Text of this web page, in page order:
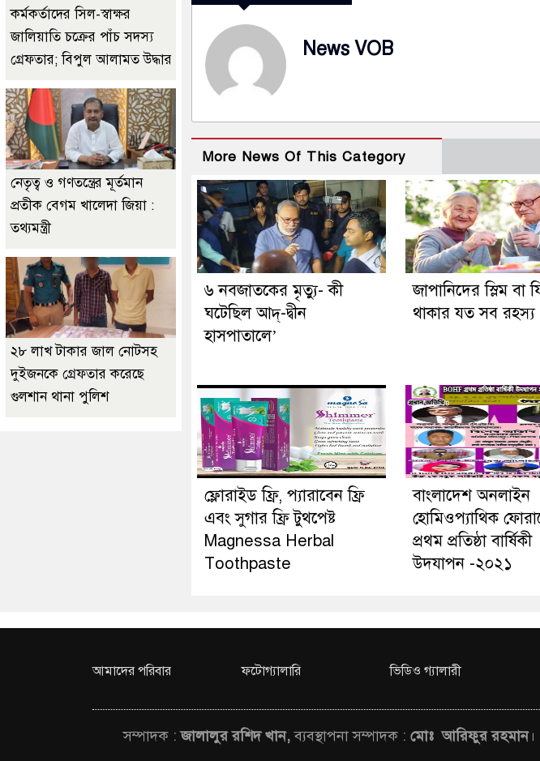
News VOB
More News Of This Category
৬ নবজাতকের মৃত্যু- কী
ঘটেছিল আদ্‌-দ্বীন
হাসপাতালে’
জাপানিদের স্লিম বা
থাকার যত সব রহস্য
ফ্লোরাইড ফ্রি, প্যারাবেন ফ্রি
এবং সুগার ফ্রি টুথপেষ্ট
Magnessa Herbal
Toothpaste
বাংলাদেশ অনলাইন
হোমিওপ্যাথিক
প্রথম প্রতিষ্ঠা বার্ষিকী
উদযাপন -২০২১
কর্মকর্তাদের সিল-স্বাক্ষর
জালিয়াতি চক্রের পাঁচ সদস্য
গ্রেফতার; বিপুল আলামত উদ্ধার
নেতৃত্ব ও গণতন্ত্রের মূর্তমান
প্রতীক বেগম খালেদা জিয়া :
তথ্যমন্ত্রী
২৮ লাখ টাকার জাল নোটসহ
দুইজনকে গ্রেফতার করেছে
গুলশান থানা পুলিশ
আমাদের পরিবার ফটোগ্যালারি ভিডিও গ্যালারী
সম্পাদক :জালালুর রশিদ খান,ব্যবস্থাপনা সম্পাদক : মোঃ আরিফুর রহমান।